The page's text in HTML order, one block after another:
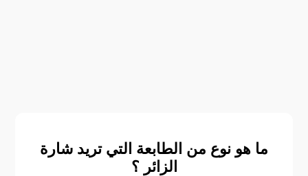
ما هو نوع من الطابعة التي تريد شارة
الزائر ؟